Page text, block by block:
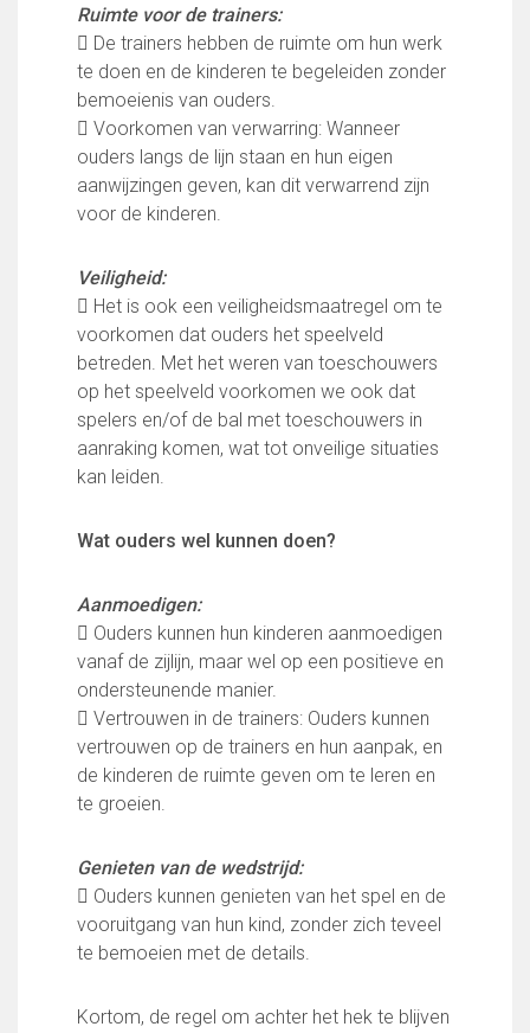
Ruimte voor de trainers:
 De trainers hebben de ruimte om hun werk
te doen en de kinderen te begeleiden zonder
bemoeienis van ouders.
 Voorkomen van verwarring: Wanneer
ouders langs de lijn staan en hun eigen
aanwijzingen geven, kan dit verwarrend zijn
voor de kinderen.
Veiligheid:
 Het is ook een veiligheidsmaatregel om te
voorkomen dat ouders het speelveld
betreden. Met het weren van toeschouwers
op het speelveld voorkomen we ook dat
spelers en/of de bal met toeschouwers in
aanraking komen, wat tot onveilige situaties
kan leiden.
Wat ouders wel kunnen doen?
Aanmoedigen:
 Ouders kunnen hun kinderen aanmoedigen
vanaf de zijlijn, maar wel op een positieve en
ondersteunende manier.
 Vertrouwen in de trainers: Ouders kunnen
vertrouwen op de trainers en hun aanpak, en
de kinderen de ruimte geven om te leren en
te groeien.
Genieten van de wedstrijd:
 Ouders kunnen genieten van het spel en de
vooruitgang van hun kind, zonder zich teveel
te bemoeien met de details.
Kortom, de regel om achter het hek te blijven